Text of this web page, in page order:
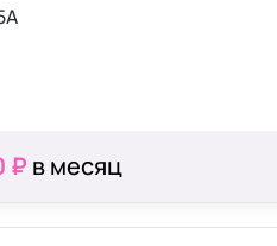
₽ в месяц